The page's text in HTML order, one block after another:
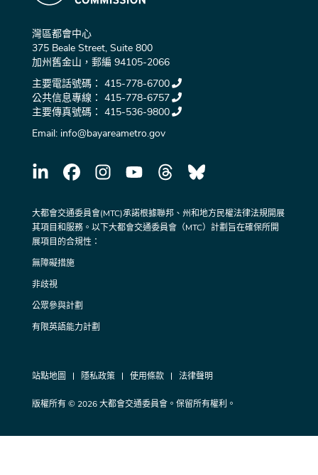
灣區都會中心
375 Beale Street, Suite 800
加州舊金山，郵編 94105-2066
主要電話號碼： 415-778-6700
公共信息專線： 415-778-6757
主要傳真號碼： 415-536-9800
Email: info@bayareametro.gov
大都會交通委員會(MTC)承諾根據聯邦、州和地方民權法律法規開展
其項目和服務。以下大都會交通委員會（MTC）計劃旨在確保所開
展項目的合規性：
無障礙措施
非歧視
公眾參與計劃
有限英語能力計劃
站點地圖 隱私政策 使用條款 法律聲明
版權所有 © 2026 大都會交通委員會。保留所有權利。